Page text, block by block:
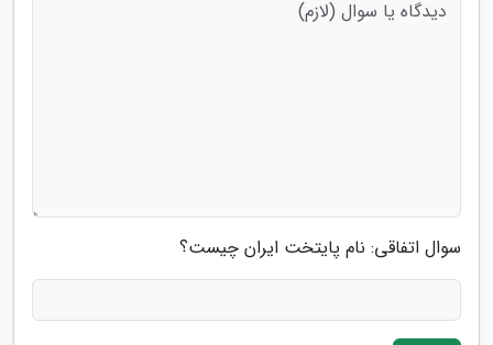
سوال اتفاقی: نام پایتخت ایران چیست؟